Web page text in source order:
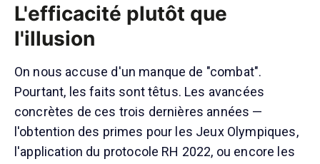
L'efficacité plutôt que
l'illusion
On nous accuse d'un manque de "combat".
Pourtant, les faits sont têtus. Les avancées
concrètes de ces trois dernières années —
l'obtention des primes pour les Jeux Olympiques,
l'application du protocole RH 2022, ou encore les